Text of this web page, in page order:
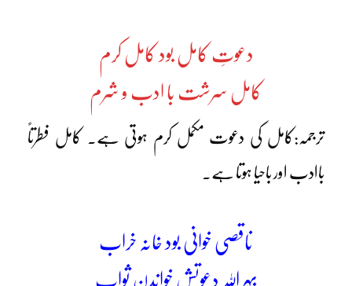
دعوتِ کامل بود کامل کرم
کامل سرشت با ادب و شرم
ترجمہ:کامل کی دعوت مکمل کرم ہوتی ہے۔ کامل فطرتاً
باادب اور باحیا ہوتا ہے۔
ناقصی خوانی بود خانہ خراب
بہر اللہ دعوتش خواندن ثواب